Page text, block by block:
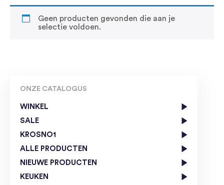
ONZE CATALOGUS
WINKEL
SALE
KROSNO1
ALLE PRODUCTEN
NIEUWE PRODUCTEN
KEUKEN
Geen producten gevonden die aan je
selectie voldoen.